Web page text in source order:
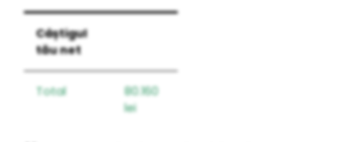
Câștigul
tău net
Total
80.160
lei